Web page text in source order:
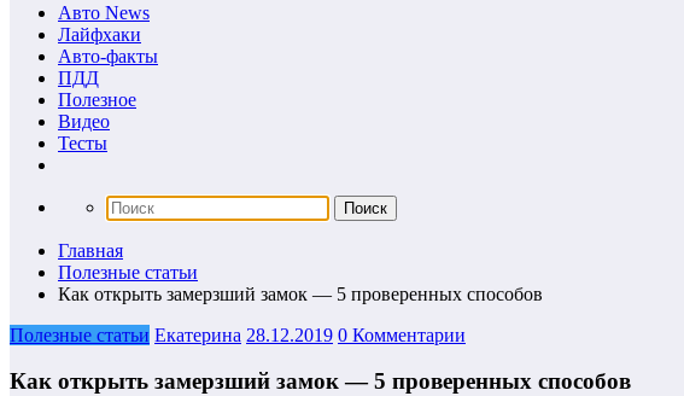
Авто News
Лайфхаки
Авто-факты
ПДД
Полезное
Видео
Тесты
Главная
Полезные статьи
Как открыть замерзший замок — 5 проверенных способов
Полезные статьи Екатерина 28.12.2019 0 Комментарии
Как открыть замерзший замок — 5 проверенных способов